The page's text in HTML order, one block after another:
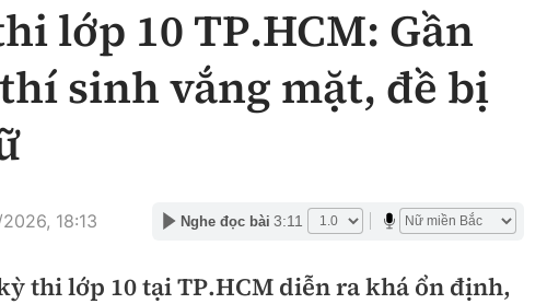
dựng
chất lượng
thị
Hàng không
Đường sắt
Hàng hải
Chứng khoán
Bảo hiểm
thông
24h
lớp 10 TP.HCM: Gần
sinh vắng mặt, đề bị
18:13 Nghe đọc bài 3:11
thi lớp 10 tại TP.HCM diễn ra khá ổn định,